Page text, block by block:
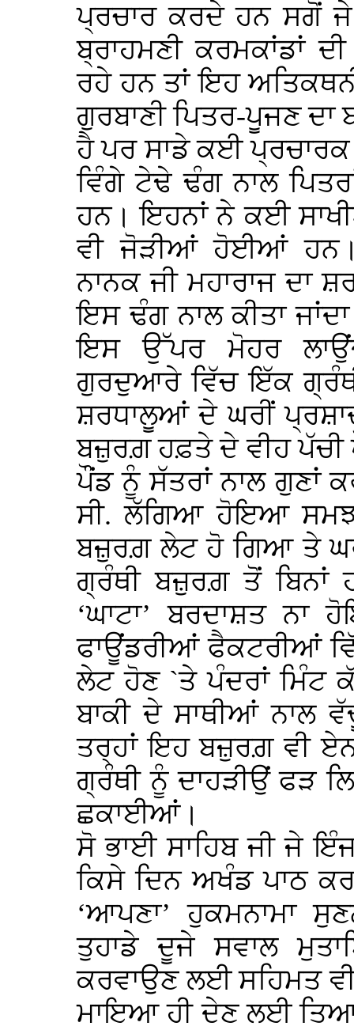
ਪ੍ਰਚਾਰ ਕਰਦੇ ਹਨ ਸਗੋਂ
ਬ੍ਰਾਹਮਣੀ ਕਰਮਕਾਂਡਾਂ
ਰਹੇ ਹਨ ਤਾਂ ਇਹ
ਗੁਰਬਾਣੀ ਪਿਤਰ-ਪੂਜਣ
ਹੈ ਪਰ ਸਾਡੇ ਕਈ
ਵਿੰਗੇ ਟੇਢੇ ਢੰਗ ਨਾਲ
ਹਨ। ਇਹਨਾਂ ਨੇ ਕਈ
ਵੀ ਜੋੜੀਆਂ ਹੋਈਆਂ
ਨਾਨਕ ਜੀ ਮਹਾਰਾਜ ਦਾ
ਇਸ ਢੰਗ ਨਾਲ ਕੀਤਾ
ਇਸ ਉੱਪਰ ਮੋਹਰ
ਗੁਰਦੁਆਰੇ ਵਿੱਚ ਇੱਕ
ਸ਼ਰਧਾਲੂਆਂ ਦੇ ਘਰੀਂ
ਬਜ਼ੁਰਗ਼ ਹਫ਼ਤੇ ਦੇ ਵੀਹ
ਪੌਂਡ ਨੂੰ ਸੱਤਰਾਂ ਨਾਲ
ਸੀ. ਲੱਗਿਆ ਹੋਇਆ
ਬਜ਼ੁਰਗ਼ ਲੇਟ ਹੋ ਗਿਆ ਤੇ
ਗ੍ਰੰਥੀ ਬਜ਼ੁਰਗ਼ ਤੋਂ
‘ਘਾਟਾ’ ਬਰਦਾਸ਼ਤ
ਫਾਊਂਡਰੀਆਂ ਫੈਕਟਰੀਆਂ
ਲੇਟ ਹੋਣ `ਤੇ ਪੰਦਰਾਂ ਮਿੰਟ
ਬਾਕੀ ਦੇ ਸਾਥੀਆਂ ਨਾਲ
ਤਰ੍ਹਾਂ ਇਹ ਬਜ਼ੁਰਗ਼ ਵੀ
ਗ੍ਰੰਥੀ ਨੂੰ ਦਾਹੜੀਉਂ ਫੜ
ਛਕਾਈਆਂ।
ਸੋ ਭਾਈ ਸਾਹਿਬ ਜੀ ਜੇ
ਕਿਸੇ ਦਿਨ ਅਖੰਡ ਪਾਠ
‘ਆਪਣਾ’ ਹੁਕਮਨਾਮਾ
ਤੁਹਾਡੇ ਦੂਜੇ ਸਵਾਲ
ਕਰਵਾਉਣ ਲਈ ਸਹਿਮਤ
ਮਾਇਆ ਹੀ ਦੇਣ ਲਈ